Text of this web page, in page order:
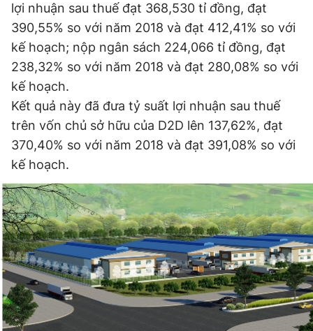
Giấy phép xuất bản số 110/GP - BTTTT cấp ngày 24.3.2020
© 2003-2026 Bản quyền thuộc về Báo Thanh Niên. Cấm sao
chép dưới mọi hình thức nếu không có sự chấp thuận bằng văn
bản. Phát triển bởi ePi Technologies, JSC.
lợi nhuận sau thuế đạt 368,530 tỉ đồng, đạt
390,55% so với năm 2018 và đạt 412,41% so với
kế hoạch; nộp ngân sách 224,066 tỉ đồng, đạt
238,32% so với năm 2018 và đạt 280,08% so với
kế hoạch.
Kết quả này đã đưa tỷ suất lợi nhuận sau thuế
trên vốn chủ sở hữu của D2D lên 137,62%, đạt
370,40% so với năm 2018 và đạt 391,08% so với
kế hoạch.